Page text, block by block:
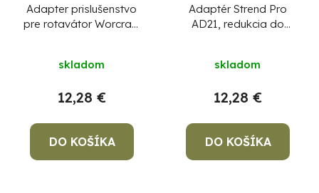
Adapter prislušenstvo
pre rotavátor Worcraft
skladom
12,28 €
DO KOŠÍKA
Adaptér Strend Pro
AD21, redukcia do
skladom
12,28 €
DO KOŠÍKA